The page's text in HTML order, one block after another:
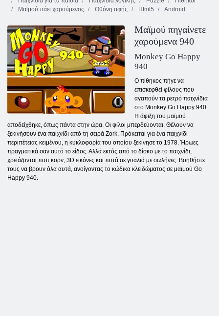
Μαϊμού πάει χαρούμενος
Οθόνη αφής Html5 Android
Μαϊμού πηγαίνετε
χαρούμενα 940
Monkey Go Happy
940
Ο πίθηκος πήγε να
επισκεφθεί φίλους που
αγαπούν τα ρετρό παιχνίδια
στο Monkey Go Happy 940.
Η άφιξη του μαϊμού
αποδείχθηκε, όπως πάντα στην ώρα. Οι φίλοι μπερδεύονται. Θέλουν να
ξεκινήσουν ένα παιχνίδι από τη σειρά Zork. Πρόκειται για ένα παιχνίδι
περιπέτειας κειμένου, η κυκλοφορία του οποίου ξεκίνησε το 1978. Ήρωες
πραγματικά σαν αυτό το είδος. Αλλά εκτός από το δίσκο με το παιχνίδι,
χρειάζονται ποπ κορν, 3D εικόνες και ποτά σε γυαλιά με σωλήνες. Βοηθήστε
τους να βρουν όλα αυτά, ανοίγοντας το κώδικα κλειδώματος σε μαϊμού Go
Happy 940.